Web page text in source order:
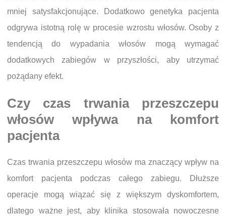
mniej satysfakcjonujące. Dodatkowo genetyka pacjenta
odgrywa istotną rolę w procesie wzrostu włosów. Osoby z
tendencją do wypadania włosów mogą wymagać
dodatkowych zabiegów w przyszłości, aby utrzymać
pożądany efekt.
Czy czas trwania przeszczepu
włosów wpływa na komfort
pacjenta
Czas trwania przeszczepu włosów ma znaczący wpływ na
komfort pacjenta podczas całego zabiegu. Dłuższe
operacje mogą wiązać się z większym dyskomfortem,
dlatego ważne jest, aby klinika stosowała nowoczesne